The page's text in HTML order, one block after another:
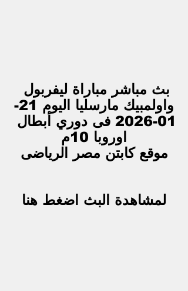
بث مباشر مباراة ليفربول
واولمبيك مارسليا اليوم 21-
01-2026 فى دوري أبطال
اوروبا 10م
موقع كابتن مصر الرياضى
لمشاهدة البث اضغط هنا